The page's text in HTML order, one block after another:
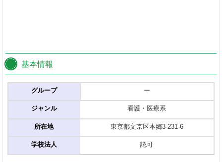
基本情報
グループ
ジャンル
所在地
学校法人
ー
看護・医療系
東京都文京区本郷3-231-6
認可